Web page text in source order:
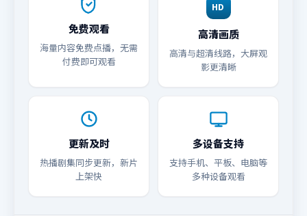
免费观看
海量内容免费点播，无需
付费即可观看
HD
高清画质
高清与超清线路，大屏观
影更清晰
更新及时
热播剧集同步更新，新片
上架快
多设备支持
支持手机、平板、电脑等
多种设备观看